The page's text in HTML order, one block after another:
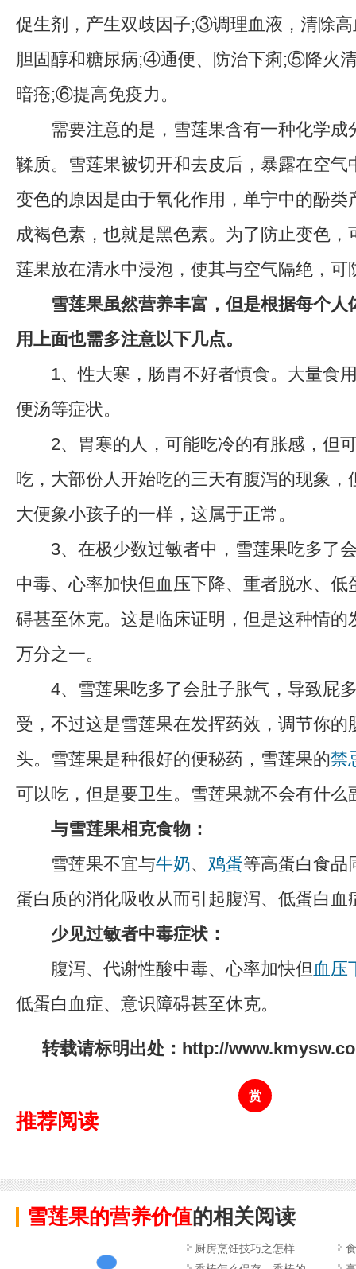
促生剂，产生双歧因子;③调理血液，清除
胆固醇和糖尿病;④通便、防治下痢;⑤降火
暗疮;⑥提高免疫力。
需要注意的是，雪莲果含有一种化学成
鞣质。雪莲果被切开和去皮后，暴露在空气
变色的原因是由于氧化作用，单宁中的酚类
成褐色素，也就是黑色素。为了防止变色，
莲果放在清水中浸泡，使其与空气隔绝，可
雪莲果虽然营养丰富，但是根据每个人
用上面也需多注意以下几点。
1、性大寒，肠胃不好者慎食。大量食
便汤等症状。
2、胃寒的人，可能吃冷的有胀感，但
吃，大部份人开始吃的三天有腹泻的现象，
大便象小孩子的一样，这属于正常。
3、在极少数过敏者中，雪莲果吃多了
中毒、心率加快但血压下降、重者脱水、低
碍甚至休克。这是临床证明，但是这种情的
万分之一。
4、雪莲果吃多了会肚子胀气，导致屁
受，不过这是雪莲果在发挥药效，调节你的
头。雪莲果是种很好的便秘药，雪莲果的禁
可以吃，但是要卫生。雪莲果就不会有什么
与雪莲果相克食物：
雪莲果不宜与牛奶、 鸡蛋等高蛋白食品
蛋白质的消化吸收从而引起腹泻、低蛋白血
少见过敏者中毒症状：
腹泻、代谢性酸中毒、心率加快但 血压
低蛋白血症、意识障碍甚至休克。
转载请标明出处：http://
赏
推荐阅读
雪莲果的营养价值的相关阅读
厨房烹饪技巧之怎样